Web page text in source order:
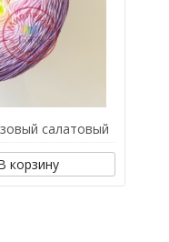
салатовый
корзину